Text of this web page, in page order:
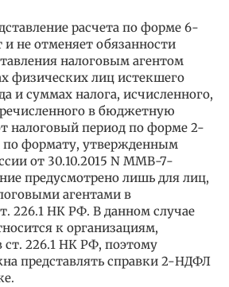
расчета по форме 6-
не отменяет обязанности
налоговым агентом
физических лиц истекшего
и суммах налога, исчисленного,
в бюджетную
налоговый период по форме 2-
формату, утвержденным
от 30.10.2015 N ММВ-7-
предусмотрено лишь для лиц,
агентами в
226.1 НК РФ. В данном случае
к организациям,
226.1 НК РФ, поэтому
представлять справки 2-НДФЛ